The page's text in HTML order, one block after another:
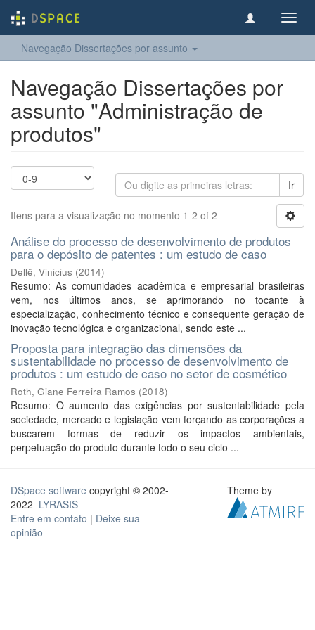
Navegação Dissertações por assunto
Navegação Dissertações por
assunto "Administração de
produtos"
Ir
Itens para a visualização no momento 1-2 of 2
Análise do processo de desenvolvimento de produtos
para o depósito de patentes : um estudo de caso
Dellê, Vinicius (2014)
Resumo: As comunidades acadêmica e empresarial brasileiras
vem, nos últimos anos, se aprimorando no tocante à
especialização, conhecimento técnico e consequente geração de
inovação tecnológica e organizacional, sendo este ...
Proposta para integração das dimensões da
sustentabilidade no processo de desenvolvimento de
produtos : um estudo de caso no setor de cosmético
Roth, Giane Ferreira Ramos (2018)
Resumo: O aumento das exigências por sustentabilidade pela
sociedade, mercado e legislação vem forçando as corporações a
buscarem formas de reduzir os impactos ambientais,
perpetuação do produto durante todo o seu ciclo ...
DSpace software copyright © 2002-
2022 LYRASIS
Entre em contato | Deixe sua
opinião
Theme by